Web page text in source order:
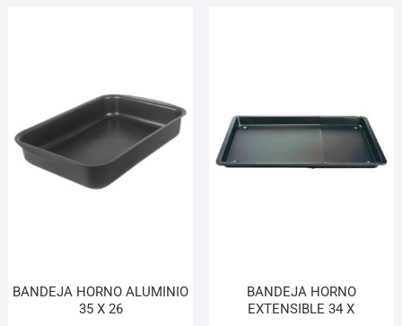
BANDEJA HORNO ALUMINIO
35 X 26
BANDEJA HORNO
EXTENSIBLE 34 X